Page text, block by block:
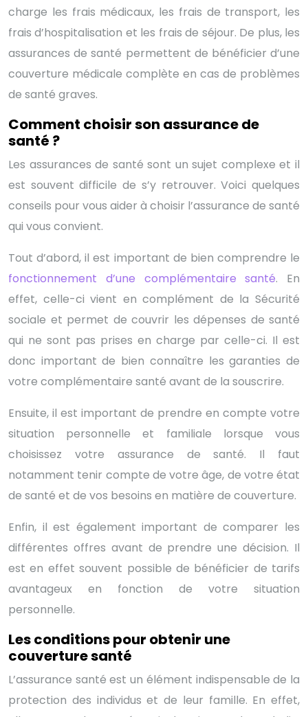
charge les frais médicaux, les frais de transport, les
frais d’hospitalisation et les frais de séjour. De plus, les
assurances de santé permettent de bénéficier d’une
couverture médicale complète en cas de problèmes
de santé graves.
Comment choisir son assurance de
santé ?
Les assurances de santé sont un sujet complexe et il
est souvent difficile de s’y retrouver. Voici quelques
conseils pour vous aider à choisir l’assurance de santé
qui vous convient.
Tout d’abord, il est important de bien comprendre le
fonctionnement d’une complémentaire santé. En
effet, celle-ci vient en complément de la Sécurité
sociale et permet de couvrir les dépenses de santé
qui ne sont pas prises en charge par celle-ci. Il est
donc important de bien connaître les garanties de
votre complémentaire santé avant de la souscrire.
Ensuite, il est important de prendre en compte votre
situation personnelle et familiale lorsque vous
choisissez votre assurance de santé. Il faut
notamment tenir compte de votre âge, de votre état
de santé et de vos besoins en matière de couverture.
Enfin, il est également important de comparer les
différentes offres avant de prendre une décision. Il
est en effet souvent possible de bénéficier de tarifs
avantageux en fonction de votre situation
personnelle.
Les conditions pour obtenir une
couverture santé
L’assurance santé est un élément indispensable de la
protection des individus et de leur famille. En effet,